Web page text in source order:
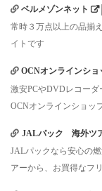
ベルメゾンネット
常時３万点以上の品揃
イトです
OCNオンラインショ
激安PCやDVDレコー
OCNオンラインショッ
JALパック 海外ツ
JALパックなら安心の
アーから、お買得なフ